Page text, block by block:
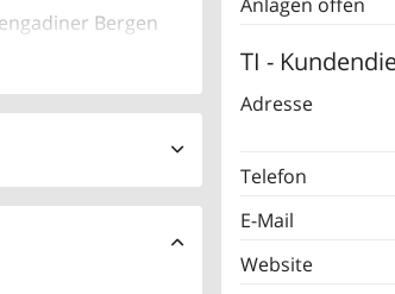
Bergen
das gewünschte
und
Anlagen offen
TI -
Adresse
Telefon
E-Mail
Website